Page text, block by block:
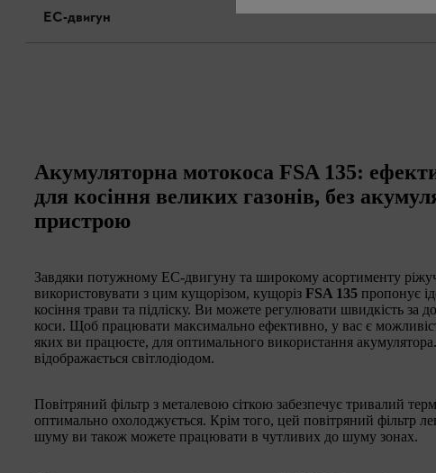
EC-двигун
Акумуляторна мотокоса FSA 135:
для косіння великих газонів, без
пристрою
Завдяки потужному ЕС-двигуну та широкому асортименту
використовувати з цим кущорізом, кущоріз FSA 135 пропонує
косіння трави та підліску. Ви можете регулювати швидкість за
коси. Щоб працювати максимально ефективно, у вас є
яких ви працюєте, для оптимального використання
відображається світлодіодом.
Повітряний фільтр з металевою сіткою забезпечує тривалий
оптимально охолоджується. Крім того, цей повітряний фільтр
шуму ви також можете працювати в чутливих до шуму зонах.